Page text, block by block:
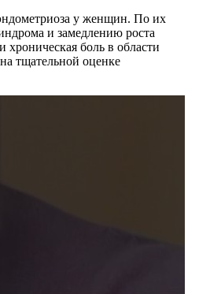
у женщин. По их
и замедлению роста
боль в области
тщательной оценке